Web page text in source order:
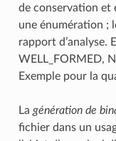
de conservation et
une énumération ;
rapport d’analyse.
WELL_FORMED,
Exemple pour la
La génération de
fichier dans un